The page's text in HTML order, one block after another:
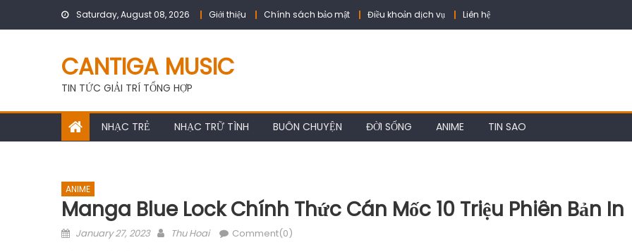
Saturday, August 08, 2026 Giới thiệu Chính sách bảo mật Điều khoản dịch vụ Liên hệ
CANTIGA MUSIC
TIN TỨC GIẢI TRÍ TỔNG HỢP
NHẠC TRẺ NHẠC TRỮ TÌNH BUÔN CHUYỆN ĐỜI SỐNG ANIME TIN SAO
ANIME
Manga Blue Lock Chính Thức Cán Mốc 10 Triệu Phiên Bản In
Posted
January 27, 2023 Author
Thu Hoai Comment(0)